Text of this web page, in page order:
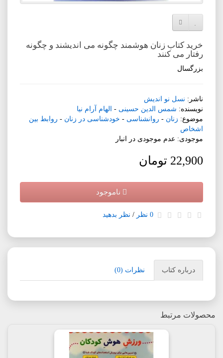
افزودن به لیست دلخواه
خرید کتاب زنان هوشمند چگونه می اندیشند و چگونه
رفتار می کنند
بزرگسال
ناشر: نسل نو اندیش
نویسنده: شمس الدین حسینی - الهام آرام نیا
موضوع: زنان - روانشناسی - خودشناسی در زنان - روابط بین
اشخاص
موجودی: عدم موجودی در انبار
22,900 تومان
ناموجود
0 نظر / نظر بدهید
درباره کتاب نظرات (0)
محصولات مرتبط